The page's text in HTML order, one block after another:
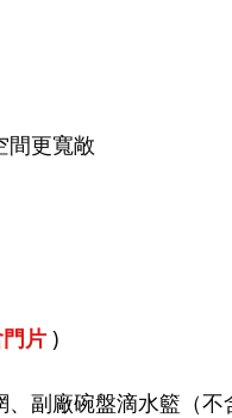
間更寬敞
片 )
副廠碗盤滴水籃 （